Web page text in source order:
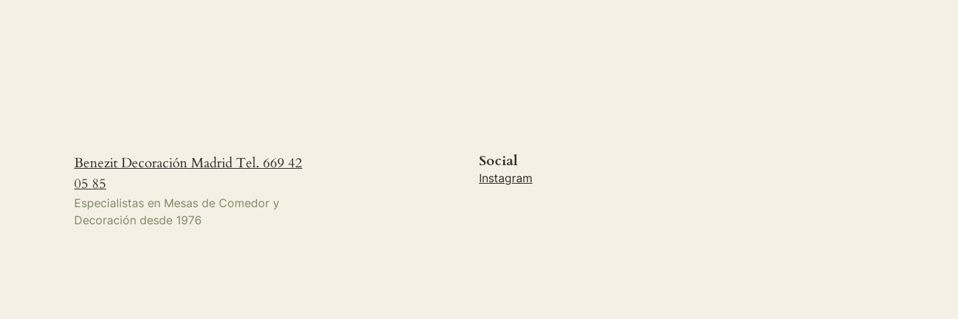
Benezit Decoración Madrid Tel. 669 42
05 85
Especialistas en Mesas de Comedor y
Decoración desde 1976
Social
Instagram